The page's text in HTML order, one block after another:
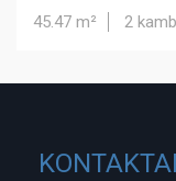
45.47 m²
2
KONTAKTAI